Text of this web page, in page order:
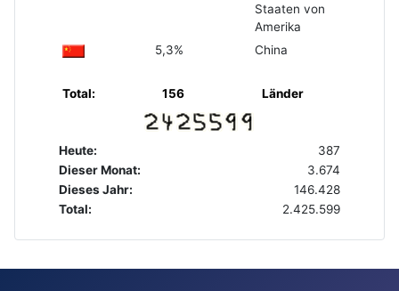
Staaten von
Amerika
5,3%
China
Total: 156 Länder
Heute:
387
Dieser Monat:
3.674
Dieses Jahr:
146.428
Total:
2.425.599